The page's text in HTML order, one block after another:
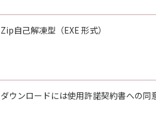
Zip自己解凍型（EXE 形式）
ダウンロードには使用許諾契約書への同